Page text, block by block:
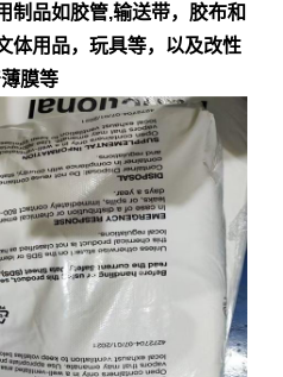
制品如胶管,输送带，胶布和
体用品，玩具等，以及改性
膜等